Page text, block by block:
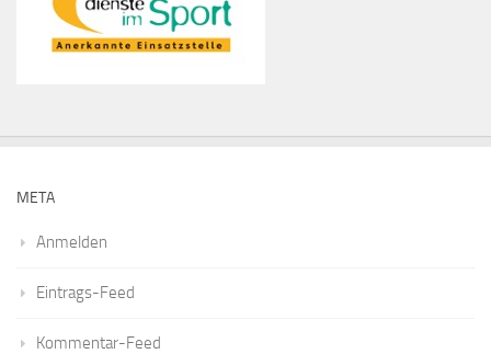
META
Anmelden
Eintrags-Feed
Kommentar-Feed